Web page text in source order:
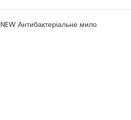
NEW Антибактеріальне мило